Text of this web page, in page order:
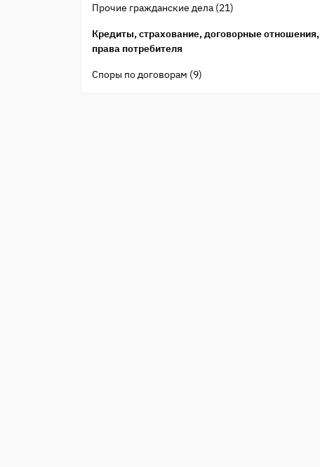
Прочие гражданские дела (21)
Кредиты, страхование, договорные отношения,
права потребителя
Споры по договорам (9)